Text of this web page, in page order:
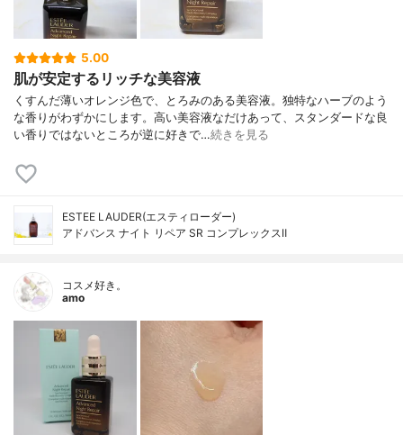
5.00
肌が安定するリッチな美容液
くすんだ薄いオレンジ色で、とろみのある美容液。独特なハーブのよう
な香りがわずかにします。高い美容液なだけあって、スタンダードな良
い香りではないところが逆に好きで…続きを見る
ESTEE LAUDER(エスティローダー)
アドバンス ナイト リペア SR コンプレックスⅡ
コスメ好き。
amo